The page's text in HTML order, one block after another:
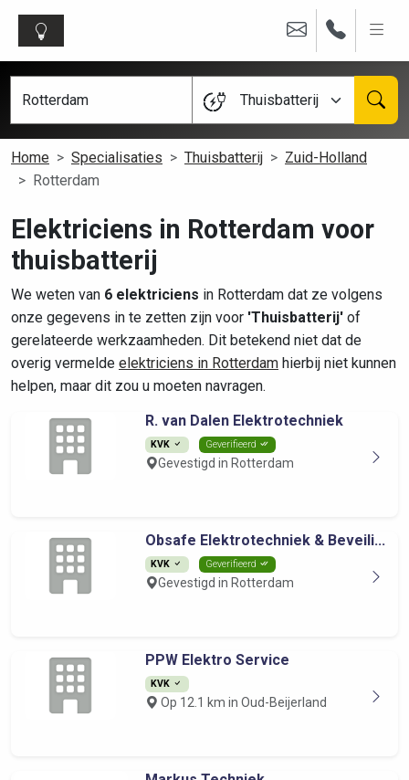
Thuisbatterij
Home Specialisaties Thuisbatterij
Zuid-Holland
Rotterdam
Elektriciens in Rotterdam voor
thuisbatterij
We weten van 6 elektriciens in Rotterdam dat ze volgens
onze gegevens in te zetten zijn voor 'Thuisbatterij' of
gerelateerde werkzaamheden. Dit betekend niet dat de
overig vermelde elektriciens in Rotterdam hierbij niet kunnen
helpen, maar dit zou u moeten navragen.
R. van Dalen Elektrotechniek
KVK Geverifieerd
Gevestigd in Rotterdam
Obsafe Elektrotechniek & Beveili...
KVK Geverifieerd
Gevestigd in Rotterdam
PPW Elektro Service
KVK
Op 12.1 km in Oud-Beijerland